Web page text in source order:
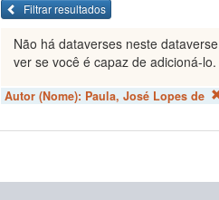
Filtrar resultados
Não há dataverses neste
ver se você é capaz de adicioná-lo.
Autor (Nome): Paula, José Lopes de